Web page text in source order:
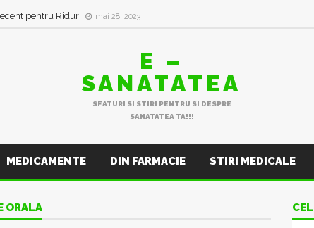
pentru Riduri mai 28, 2023
E –
SANATATEA
SFATURI SI STIRI PENTRU SI DESPRE
SANATATEA TA!!!
MEDICAMENTE DIN FARMACIE STIRI MEDICALE
ORALA